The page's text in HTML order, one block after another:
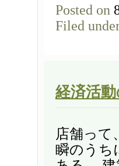
Posted on
Filed
経済活
店舗って
瞬のうち